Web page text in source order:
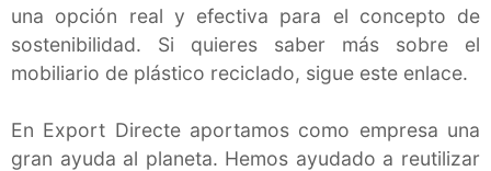
una opción real y efectiva para el concepto de
sostenibilidad. Si quieres saber más sobre el
mobiliario de plástico reciclado, sigue este enlace.
En Export Directe aportamos como empresa una
gran ayuda al planeta. Hemos ayudado a reutilizar